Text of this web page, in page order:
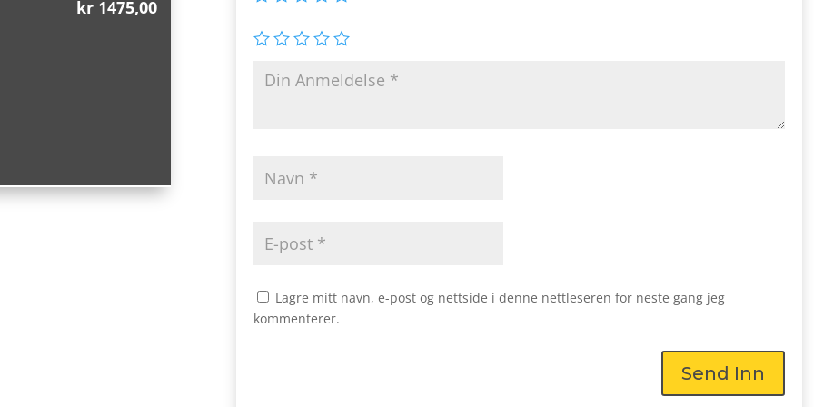
kr 1475,00
Lagre mitt navn, e-post og nettside i denne nettleseren for neste gang jeg
kommenterer.
Send Inn